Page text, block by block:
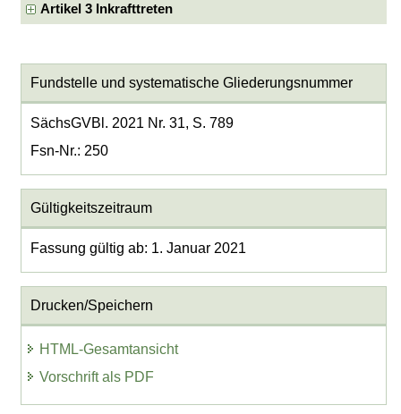
Artikel 3 Inkrafttreten
Fundstelle und systematische Gliederungsnummer
SächsGVBl. 2021 Nr. 31, S. 789
Fsn-Nr.: 250
Gültigkeitszeitraum
Fassung gültig ab: 1. Januar 2021
Drucken/Speichern
HTML-Gesamtansicht
Vorschrift als PDF